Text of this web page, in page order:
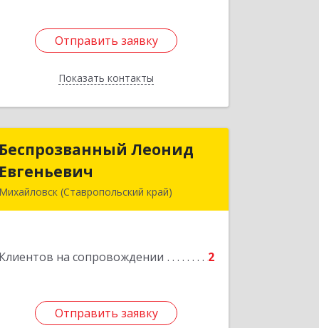
Отправить заявку
Показать контакты
Отправить заявку
Назад
Беспрозванный Леонид
Евгеньевич
Михайловск (Ставропольский край)
Клиентов на сопровождении 2
Отправить заявку
Беспрозванный Леонид
Отправить заявку